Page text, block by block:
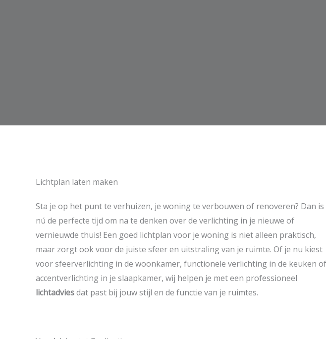
Lichtplan laten maken
Sta je op het punt te verhuizen, je woning te verbouwen of renoveren? Dan is
nú de perfecte tijd om na te denken over de verlichting in je nieuwe of
vernieuwde thuis! Een goed lichtplan voor je woning is niet alleen praktisch,
maar zorgt ook voor de juiste sfeer en uitstraling van je ruimte. Of je nu kiest
voor sfeerverlichting in de woonkamer, functionele verlichting in de keuken of
accentverlichting in je slaapkamer, wij helpen je met een professioneel
lichtadviesdat past bij jouw stijl en de functie van je ruimtes.